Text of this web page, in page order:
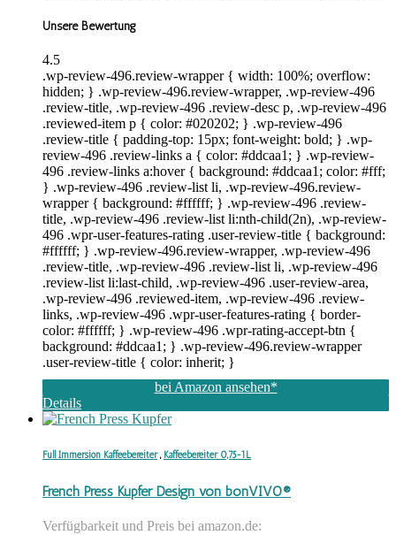
Unsere Bewertung
4.5
.wp-review-496.review-wrapper { width: 100%; overflow:
hidden; } .wp-review-496.review-wrapper, .wp-review-496
.review-title, .wp-review-496 .review-desc p, .wp-review-496
.reviewed-item p { color: #020202; } .wp-review-496
.review-title { padding-top: 15px; font-weight: bold; } .wp-
review-496 .review-links a { color: #ddcaa1; } .wp-review-
496 .review-links a:hover { background: #ddcaa1; color: #fff;
} .wp-review-496 .review-list li, .wp-review-496.review-
wrapper { background: #ffffff; } .wp-review-496 .review-
title, .wp-review-496 .review-list li:nth-child(2n), .wp-review-
496 .wpr-user-features-rating .user-review-title { background:
#ffffff; } .wp-review-496.review-wrapper, .wp-review-496
.review-title, .wp-review-496 .review-list li, .wp-review-496
.review-list li:last-child, .wp-review-496 .user-review-area,
.wp-review-496 .reviewed-item, .wp-review-496 .review-
links, .wp-review-496 .wpr-user-features-rating { border-
color: #ffffff; } .wp-review-496 .wpr-rating-accept-btn {
background: #ddcaa1; } .wp-review-496.review-wrapper
.user-review-title { color: inherit; }
bei Amazon ansehen*
Details
Full Immersion Kaffeebereiter, Kaffeebereiter 0,75-1L
French Press Kupfer Design von bonVIVO®
Verfügbarkeit und Preis bei amazon.de: